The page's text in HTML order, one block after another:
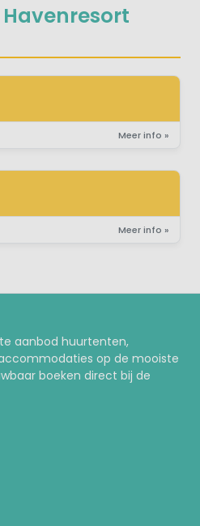
Meer info »
Meer info »
aanbod huurtenten,
op de mooiste
boeken direct bij de